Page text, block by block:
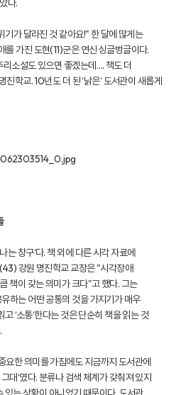
다.
기가 달라진 것 같아요!" 한 달에 많게는
가진 도현(11)군은 연신 싱글벙글이다.
소설도 있으면 좋겠는데…. 책도 더
학교. 10년도 더 된 ‘낡은‘ 도서관이 새롭게
는 창구‘다. 책 외에 다른 시각 자료에
강원 명진학교 교장은 "시각장애
책이 갖는 의미가 크다"고 했다. 그는
하는 어떤 공통의 것을 가지기가 매우
고 ‘소통‘한다는 것은 단순히 책을 읽는 것
요한 의미를 가짐에도 지금까지 도서관에
대‘였다. 분류나 검색 체계가 갖춰져 있지